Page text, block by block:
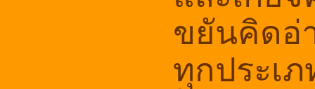
ขยันคิดอ่
ทุกประเ